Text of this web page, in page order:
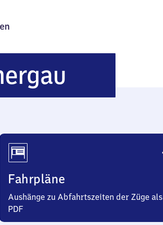
Fahrpläne
Aushänge zu Abfahrtszeiten der Züge als
PDF